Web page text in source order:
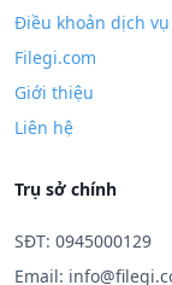
Điều khoản dịch vụ
Filegi.com
Giới thiệu
Liên hệ
Trụ sở chính
SĐT: 0945000129
Email: